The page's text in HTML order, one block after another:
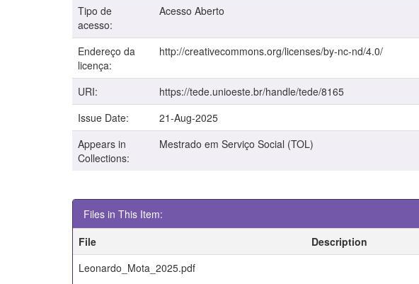
Tipo de
acesso:
Acesso Aberto
Endereço da
licença:
http://creativecommons.org/licenses/by-nc-nd/4.0/
URI:
https://tede.unioeste.br/handle/tede/8165
Issue Date:
21-Aug-2025
Appears in
Collections:
Mestrado em Serviço Social (TOL)
Files in This Item:
File
Description
Leonardo_Mota_2025.pdf